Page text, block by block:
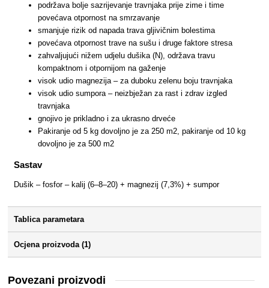
podržava bolje sazrijevanje travnjaka prije zime i time
povećava otpornost na smrzavanje
smanjuje rizik od napada trava gljivičnim bolestima
povećava otpornost trave na sušu i druge faktore stresa
zahvaljujući nižem udjelu dušika (N), održava travu
kompaktnom i otpornijom na gaženje
visok udio magnezija – za duboku zelenu boju travnjaka
visok udio sumpora – neizbježan za rast i zdrav izgled
travnjaka
gnojivo je prikladno i za ukrasno drveće
Pakiranje od 5 kg dovoljno je za 250 m2, pakiranje od 10 kg
dovoljno je za 500 m2
Sastav
Dušik – fosfor – kalij (6–8–20) + magnezij (7,3%) + sumpor
Tablica parametara
Ocjena proizvoda (1)
Povezani proizvodi